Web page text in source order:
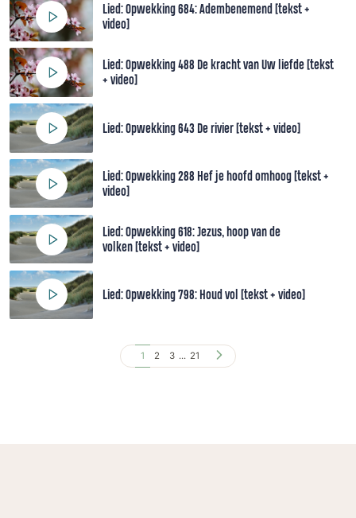
Lied: Opwekking 684: Adembenemend [tekst +
video]
Lied: Opwekking 488 De kracht van Uw liefde [tekst
+ video]
Lied: Opwekking 643 De rivier [tekst + video]
Lied: Opwekking 288 Hef je hoofd omhoog [tekst +
video]
Lied: Opwekking 618: Jezus, hoop van de
volken [tekst + video]
Lied: Opwekking 798: Houd vol [tekst + video]
1 2 3 ... 21